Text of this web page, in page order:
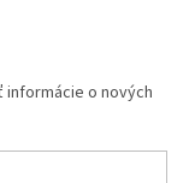
informácie o nových